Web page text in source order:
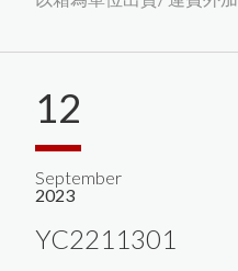
12
September
2023
YC2211301